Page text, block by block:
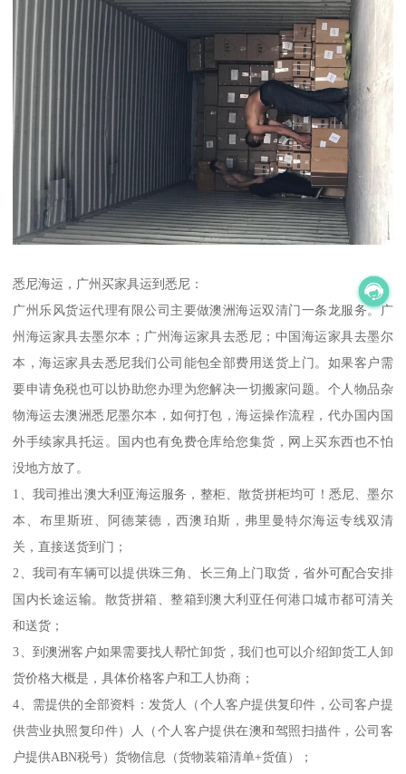
悉尼海运，广州买家具运到悉尼：
广州乐风货运代理有限公司主要做澳洲海运双清门一条龙服务。广
州海运家具去墨尔本；广州海运家具去悉尼；中国海运家具去墨尔
本，海运家具去悉尼我们公司能包全部费用送货上门。如果客户需
要申请免税也可以协助您办理为您解决一切搬家问题。个人物品杂
物海运去澳洲悉尼墨尔本，如何打包，海运操作流程，代办国内国
外手续家具托运。国内也有免费仓库给您集货，网上买东西也不怕
没地方放了。
1、我司推出澳大利亚海运服务，整柜、散货拼柜均可！悉尼、墨尔
本、布里斯班、阿德莱德，西澳珀斯，弗里曼特尔海运专线双清
关，直接送货到门；
2、我司有车辆可以提供珠三角、长三角上门取货，省外可配合安排
国内长途运输。散货拼箱、整箱到澳大利亚任何港口城市都可清关
和送货；
3、到澳洲客户如果需要找人帮忙卸货，我们也可以介绍卸货工人卸
货价格大概是，具体价格客户和工人协商；
4、需提供的全部资料：发货人（个人客户提供复印件，公司客户提
供营业执照复印件）人（个人客户提供在澳和驾照扫描件，公司客
户提供ABN税号）货物信息（货物装箱清单+货值）；